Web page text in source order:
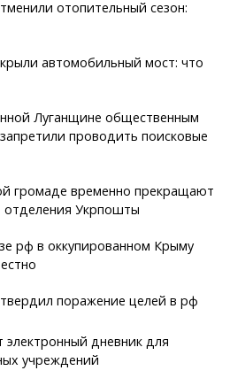
отопительный сезон:
автомобильный мост: что
Луганщине общественным
проводить поисковые
громаде временно прекращают
отделения Укрпошты
рф в оккупированном Крыму
поражение целей в рф
дневник для
учреждений